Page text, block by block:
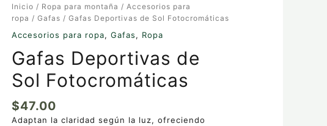
Inicio / Ropa para montaña /Accesorios para
ropa /Gafas / Gafas Deportivas de Sol Fotocromáticas
Accesorios para ropa,Gafas, Ropa
Gafas Deportivas de
Sol Fotocromáticas
$47.00
Adaptan la claridad según la luz, ofreciendo
Gafas
Deportivas
Sol
Fotocromáticas
cantidad